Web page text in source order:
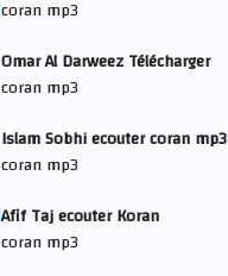
coran mp3
Omar Al Darweez Télécharger
coran mp3
Islam Sobhi ecouter coran mp3
coran mp3
Afif Taj ecouter Koran
coran mp3